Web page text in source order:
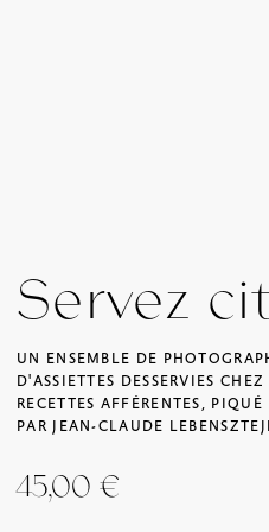
Servez
UN ENSEMBLE DE
D'ASSIETTES DESSERVIES
RECETTES AFFÉRENTES,
PAR JEAN-CLAUDE
45,00€